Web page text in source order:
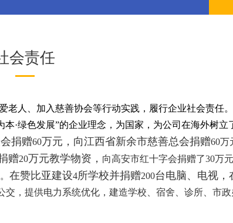
会责任
人、加入慈善协会等行动实践，履行企业社会责任
·绿色发展”的企业理念，为国家，为公司在海外树立
捐赠60万元，向江西省新余市慈善总会捐赠60万
赠20万元教学物资， 向高安市红十字会捐赠了30万
在赞比亚建设4所学校并捐赠200台电脑、电视，
，提供电力系统优化，建造学校、宿舍、诊所、市